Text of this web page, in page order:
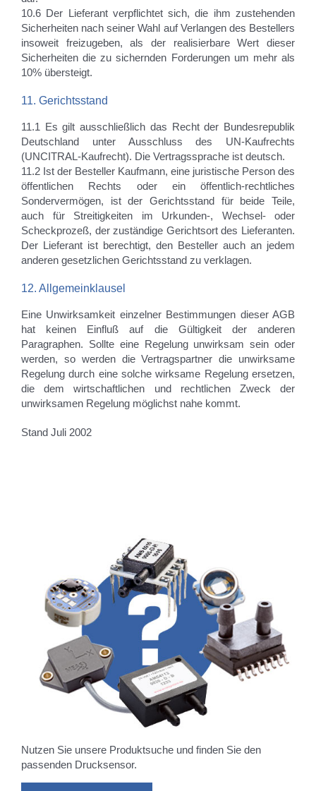
10.6 Der Lieferant verpflichtet sich, die ihm zustehenden
Sicherheiten nach seiner Wahl auf Verlangen des Bestellers
insoweit freizugeben, als der realisierbare Wert dieser
Sicherheiten die zu sichernden Forderungen um mehr als
10% übersteigt.
11. Gerichtsstand
11.1 Es gilt ausschließlich das Recht der Bundesrepublik
Deutschland unter Ausschluss des UN-Kaufrechts
(UNCITRAL-Kaufrecht). Die Vertragssprache ist deutsch.
11.2 Ist der Besteller Kaufmann, eine juristische Person des
öffentlichen Rechts oder ein öffentlich-rechtliches
Sondervermögen, ist der Gerichtsstand für beide Teile,
auch für Streitigkeiten im Urkunden-, Wechsel- oder
Scheckprozeß, der zuständige Gerichtsort des Lieferanten.
Der Lieferant ist berechtigt, den Besteller auch an jedem
anderen gesetzlichen Gerichtsstand zu verklagen.
12. Allgemeinklausel
Eine Unwirksamkeit einzelner Bestimmungen dieser AGB
hat keinen Einfluß auf die Gültigkeit der anderen
Paragraphen. Sollte eine Regelung unwirksam sein oder
werden, so werden die Vertragspartner die unwirksame
Regelung durch eine solche wirksame Regelung ersetzen,
die dem wirtschaftlichen und rechtlichen Zweck der
unwirksamen Regelung möglichst nahe kommt.
Stand Juli 2002
Nutzen Sie unsere Produktsuche und finden Sie den
passenden Drucksensor.